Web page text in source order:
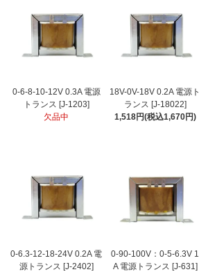
0-6-8-10-12V 0.3A 電源
トランス [J-1203]
欠品中
18V-0V-18V 0.2A 電源ト
ランス [J-18022]
1,518円(税込1,670円)
0-6.3-12-18-24V 0.2A 電
源トランス [J-2402]
0-90-100V：0-5-6.3V 1
A 電源トランス [J-631]